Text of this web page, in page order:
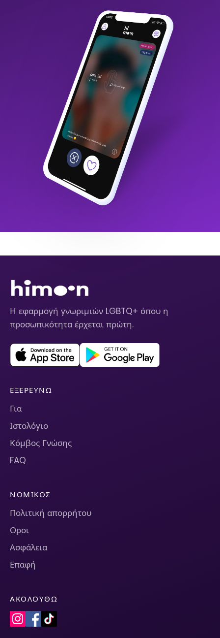
Η εφαρμογή γνωριμιών LGBTQ+ όπου η
προσωπικότητα έρχεται πρώτη.
ΕΞΕΡΕΥΝΏ
Για
Ιστολόγιο
Κόμβος Γνώσης
FAQ
ΝΟΜΙΚΌΣ
Πολιτική απορρήτου
Οροι
Ασφάλεια
Επαφή
ΑΚΟΛΟΥΘΏ